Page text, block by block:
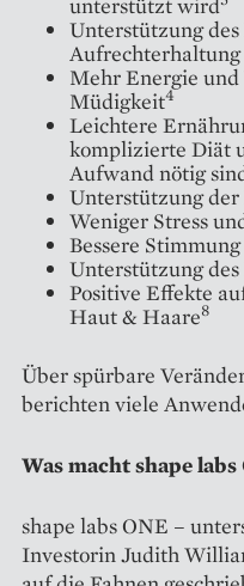
Unterstützung
Mehr Energie
Müdigkeit4
Leichtere
komplizierte Diät
Aufwand nötig
Unterstützung
Weniger Stress
Bessere
Unterstützung
Positive Effekte
Haut & Haare8
Über spürbare
berichten viele
Was macht shape
shape labs ONE –
Investorin Judith